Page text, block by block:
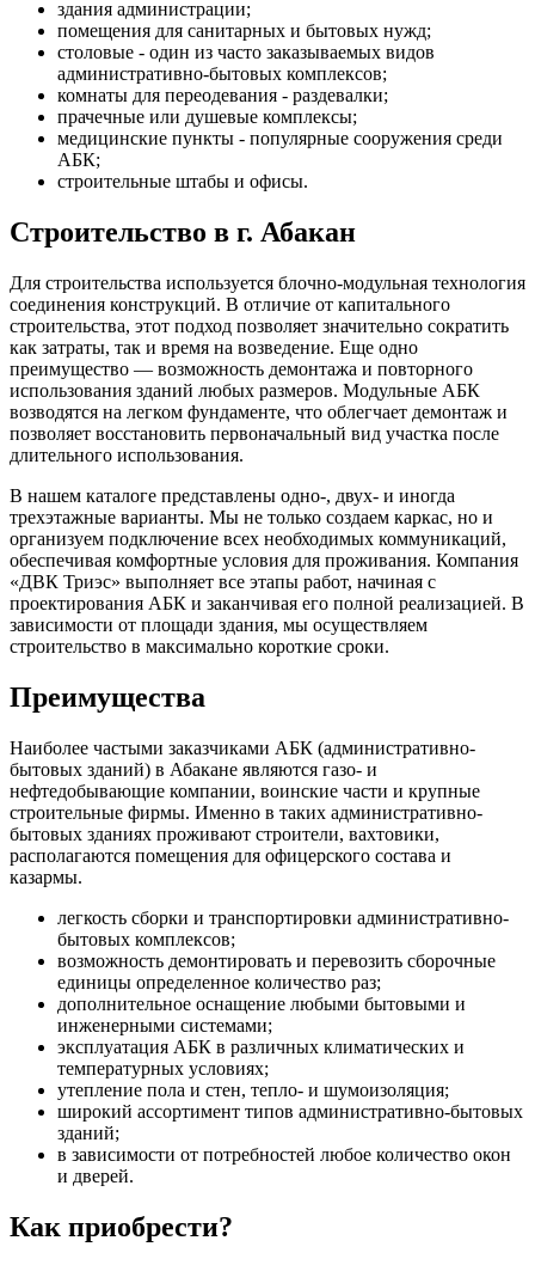
здания администрации;
помещения для санитарных и бытовых нужд;
столовые - один из часто заказываемых видов
административно-бытовых комплексов;
комнаты для переодевания - раздевалки;
прачечные или душевые комплексы;
медицинские пункты - популярные сооружения среди
АБК;
строительные штабы и офисы.
Строительство в г. Абакан
Для строительства используется блочно-модульная технология
соединения конструкций. В отличие от капитального
строительства, этот подход позволяет значительно сократить
как затраты, так и время на возведение. Еще одно
преимущество — возможность демонтажа и повторного
использования зданий любых размеров. Модульные АБК
возводятся на легком фундаменте, что облегчает демонтаж и
позволяет восстановить первоначальный вид участка после
длительного использования.
В нашем каталоге представлены одно-, двух- и иногда
трехэтажные варианты. Мы не только создаем каркас, но и
организуем подключение всех необходимых коммуникаций,
обеспечивая комфортные условия для проживания. Компания
«ДВК Триэс» выполняет все этапы работ, начиная с
проектирования АБК и заканчивая его полной реализацией. В
зависимости от площади здания, мы осуществляем
строительство в максимально короткие сроки.
Преимущества
Наиболее частыми заказчиками АБК (административно-
бытовых зданий) в Абакане являются газо- и
нефтедобывающие компании, воинские части и крупные
строительные фирмы. Именно в таких административно-
бытовых зданиях проживают строители, вахтовики,
располагаются помещения для офицерского состава и
казармы.
легкость сборки и транспортировки административно-
бытовых комплексов;
возможность демонтировать и перевозить сборочные
единицы определенное количество раз;
дополнительное оснащение любыми бытовыми и
инженерными системами;
эксплуатация АБК в различных климатических и
температурных условиях;
утепление пола и стен, тепло- и шумоизоляция;
широкий ассортимент типов административно-бытовых
зданий;
в зависимости от потребностей любое количество окон
и дверей.
Как приобрести?